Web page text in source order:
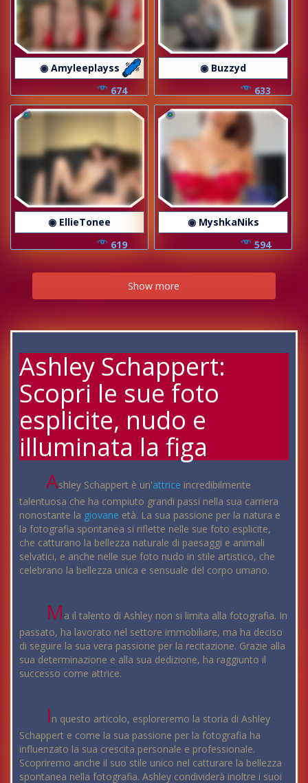
◉ Amyleeplayss
674
◉ Buzzyd
633
◉ EllieTonee
619
◉ MyshkaNiks
594
Show more
Ashley Schappert:
Scopri le sue foto
esplicite, nudo e
illuminata la figa
Ashley Schappert è un'attrice incredibilmente
talentuosa che ha compiuto grandi passi nella sua carriera
nonostante la giovane età. La sua passione per la natura e
la fotografia spontanea si riflette nelle sue foto esplicite,
che catturano la bellezza naturale di paesaggi e animali
selvatici, e anche nelle sue foto nudo in stile artistico, che
celebrano la bellezza unica e sensuale del corpo umano.
M a il talento di Ashley non si limita alla fotografia. In
passato, ha lavorato nel settore immobiliare, ma ha deciso
di seguire la sua vera passione per la recitazione. Grazie alla
sua determinazione e alla sua dedizione, ha raggiunto il
successo come attrice.
In questo articolo, esploreremo la storia di Ashley
Schappert e come la sua passione per la fotografia ha
influenzato la sua crescita personale e professionale.
Scopriremo anche il suo stile unico nel catturare la bellezza
spontanea nella fotografia. Ashley condividerà inoltre i suoi